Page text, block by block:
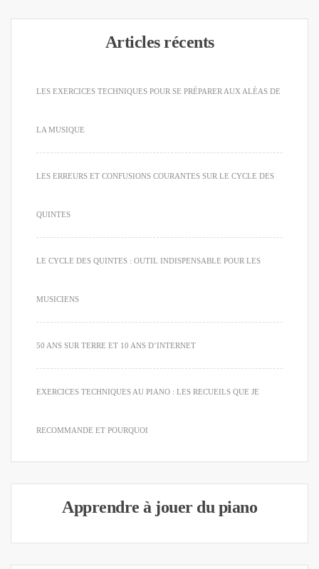
Articles récents
LES EXERCICES TECHNIQUES POUR SE PRÉPARER AUX ALÉAS DE
LA MUSIQUE
LES ERREURS ET CONFUSIONS COURANTES SUR LE CYCLE DES
QUINTES
LE CYCLE DES QUINTES : OUTIL INDISPENSABLE POUR LES
MUSICIENS
50 ANS SUR TERRE ET 10 ANS D’INTERNET
EXERCICES TECHNIQUES AU PIANO : LES RECUEILS QUE JE
RECOMMANDE ET POURQUOI
Apprendre à jouer du piano